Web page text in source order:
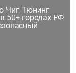
Чип Тюнинг
50+ городах РФ